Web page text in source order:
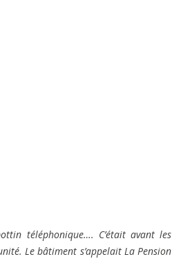
téléphonique…. C’était avant les
Le bâtiment s’appelait La Pension